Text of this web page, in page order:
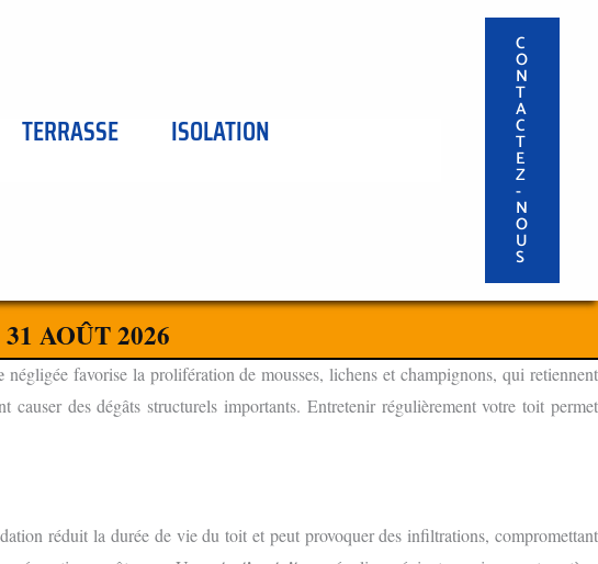
TERRASSE ISOLATION
C
O
N
T
A
C
T
E
Z
-
N
O
U
S
AOÛT 2026
négligée favorise la prolifération de mousses, lichens et champignons, qui retiennent
des dégâts structurels importants. Entretenir régulièrement votre toit permet
réduit la durée de vie du toit et peut provoquer des infiltrations, compromettant